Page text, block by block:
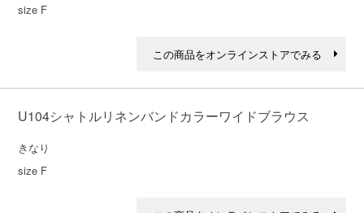
size F
この商品をオンラインストアでみる
U104シャトルリネンバンドカラーワイドブラウス
きなり
size F